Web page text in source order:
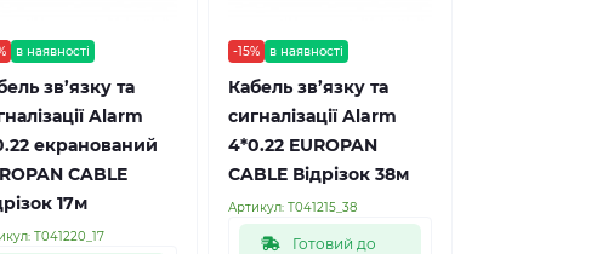
в наявності
зв’язку та
Alarm
екранований
CABLE
17м
Т041220_17
-15% в наявності
Кабель зв’язку та
сигналізації Alarm
4*0.22 EUROPAN
CABLE Відрізок 38м
Артикул:Т041215_38
Готовий до